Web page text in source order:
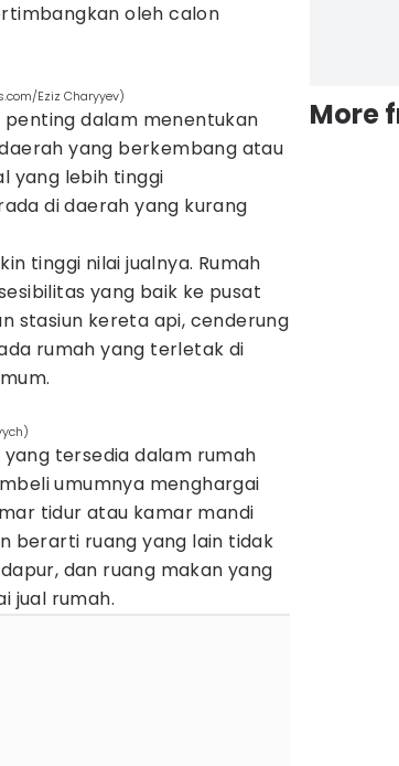
oleh calon
Eziz Charyyev)
dalam menentukan
yang berkembang atau
yang lebih tinggi
di daerah yang kurang
tinggi nilai jualnya. Rumah
yang baik ke pusat
stasiun kereta api, cenderung
rumah yang terletak di
yang tersedia dalam rumah
umumnya menghargai
tidur atau kamar mandi
berarti ruang yang lain tidak
dan ruang makan yang
jual rumah.
More